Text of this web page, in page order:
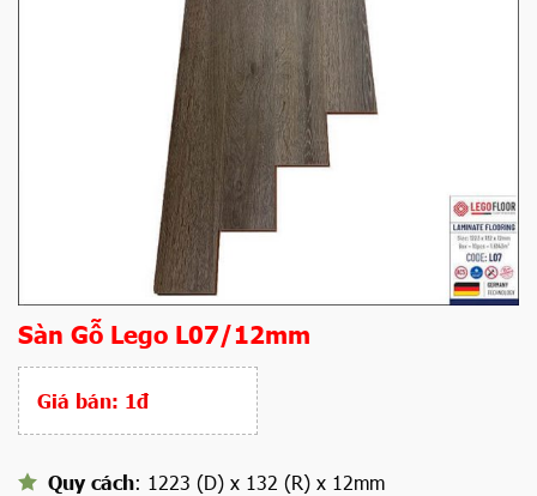
Sàn Gỗ Lego L07/12mm
Giá bán: 1đ
Quy cách: 1223 (D) x 132 (R) x 12mm